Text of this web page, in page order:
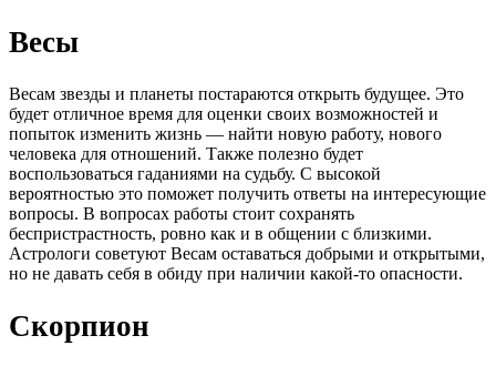
Весы
Весам звезды и планеты постараются открыть будущее. Это
будет отличное время для оценки своих возможностей и
попыток изменить жизнь — найти новую работу, нового
человека для отношений. Также полезно будет
воспользоваться гаданиями на судьбу. С высокой
вероятностью это поможет получить ответы на интересующие
вопросы. В вопросах работы стоит сохранять
беспристрастность, ровно как и в общении с близкими.
Астрологи советуют Весам оставаться добрыми и открытыми,
но не давать себя в обиду при наличии какой-то опасности.
Скорпион